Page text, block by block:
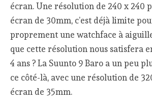
écran. Une résolution de 240 x 240
écran de 30mm, c’est déjà limite
proprement une watchface à
que cette résolution nous satisfera
4 ans ? La Suunto 9 Baro a un peu
ce côté-là, avec une résolution de
écran de 35mm.